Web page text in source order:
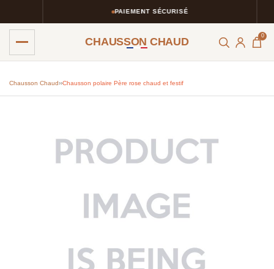
PAIEMENT SÉCURISÉ
CHAUSSON CHAUD 0
Chausson Chaud››Chausson polaire Père rose chaud et festif